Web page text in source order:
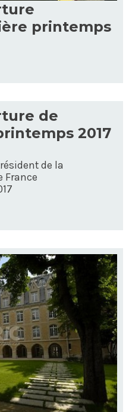
printemps
de
2017
de la
France